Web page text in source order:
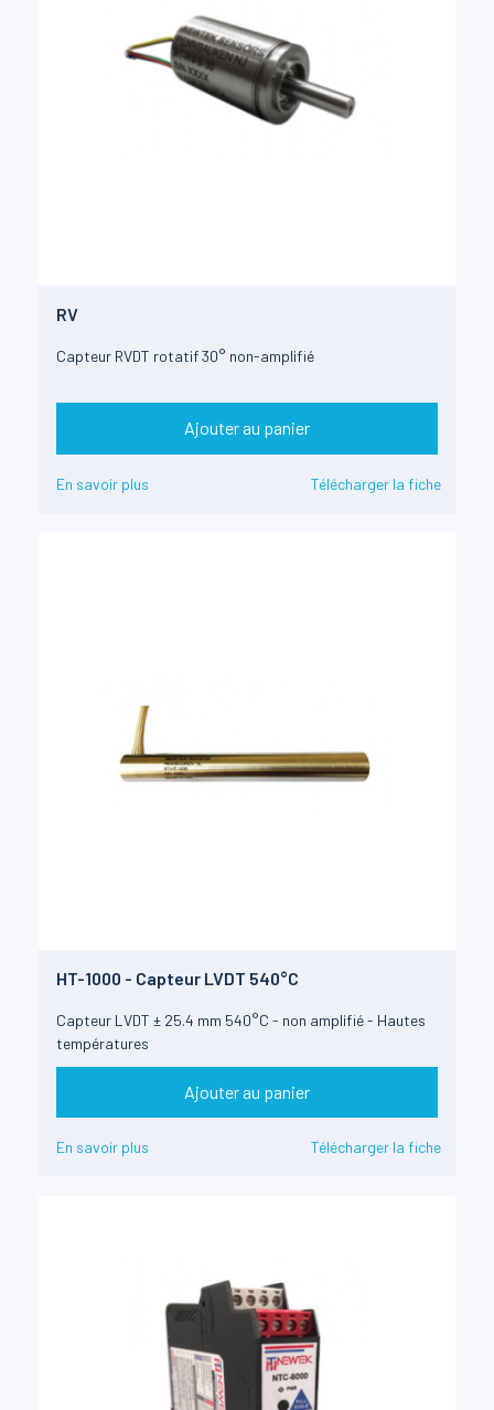
RV
Capteur RVDT rotatif 30° non-amplifié
Ajouter au panier
En savoir plus Télécharger la fiche
HT-1000 - Capteur LVDT 540°C
Capteur LVDT ± 25.4 mm 540°C - non amplifié - Hautes
températures
Ajouter au panier
En savoir plus Télécharger la fiche